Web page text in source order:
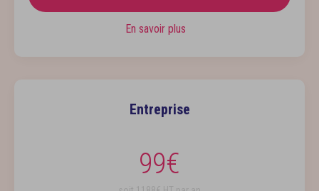
En savoir plus
Entreprise
99€